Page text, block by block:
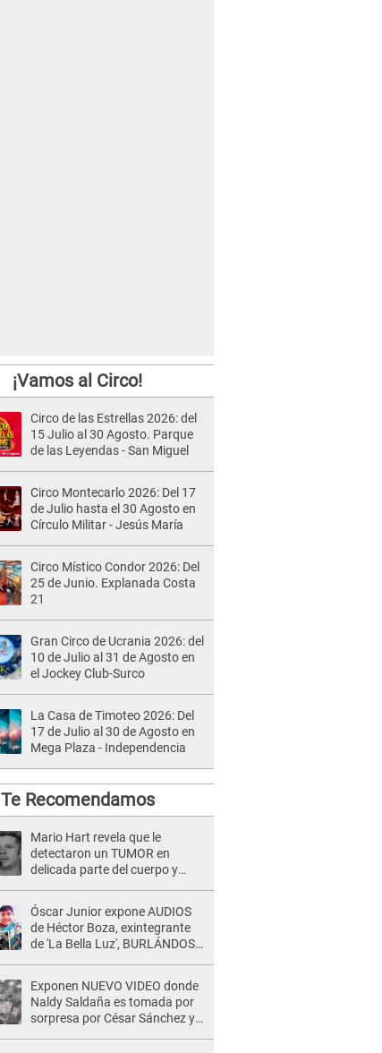
¡Vamos al Circo!
Circo de las Estrellas 2026: del
15 Julio al 30 Agosto. Parque
de las Leyendas - San Miguel
Circo Montecarlo 2026: Del 17
de Julio hasta el 30 Agosto en
Círculo Militar - Jesús María
Circo Místico Condor 2026: Del
25 de Junio. Explanada Costa
21
Gran Circo de Ucrania 2026: del
10 de Julio al 31 de Agosto en
el Jockey Club-Surco
La Casa de Timoteo 2026: Del
17 de Julio al 30 de Agosto en
Mega Plaza - Independencia
Te Recomendamos
Mario Hart revela que le
detectaron un TUMOR en
delicada parte del cuerpo y
muy fuertes..."
Óscar Junior expone AUDIOS
de Héctor Boza, exintegrante
de 'La Bella Luz', BURLÁNDOSE
Exponen NUEVO VIDEO donde
Naldy Saldaña es tomada por
sorpresa por César Sánchez y